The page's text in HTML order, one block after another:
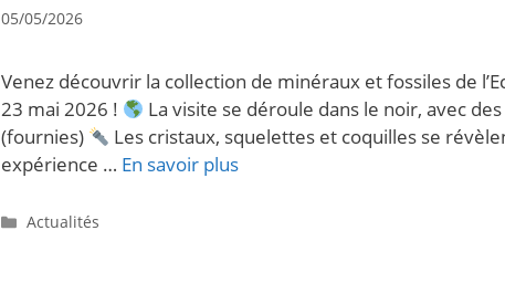
05/05/2026
Venez découvrir la collection de minéraux et fossiles de
23 mai 2026 !
La visite se déroule dans le noir, avec
(fournies)
Les cristaux, squelettes et coquilles se
expérience … En savoir plus
Actualités